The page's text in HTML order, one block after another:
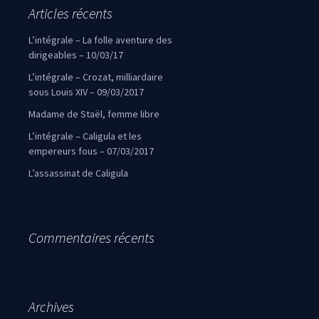
Articles récents
L’intégrale – La folle aventure des
dirigeables – 10/03/17
L’intégrale – Crozat, milliardaire
sous Louis XIV – 09/03/2017
Madame de Staël, femme libre
L’intégrale – Caligula et les
empereurs fous – 07/03/2017
L’assassinat de Caligula
Commentaires récents
Archives